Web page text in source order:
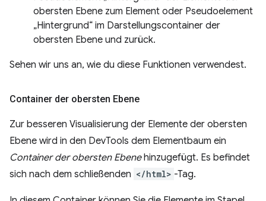
obersten Ebene zum Element oder Pseudoelement
„Hintergrund“ im Darstellungscontainer der
obersten Ebene und zurück.
Sehen wir uns an, wie du diese Funktionen verwendest.
Container der obersten Ebene
Zur besseren Visualisierung der Elemente der obersten
Ebene wird in den DevTools dem Elementbaum ein
Container der obersten Ebenehinzugefügt. Es befindet
sich nach dem schließenden </html> -Tag.